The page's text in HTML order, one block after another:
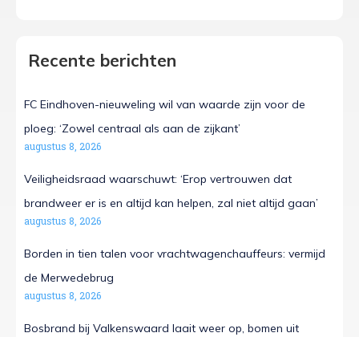
Recente berichten
FC Eindhoven-nieuweling wil van waarde zijn voor de
ploeg: ‘Zowel centraal als aan de zijkant’
augustus 8, 2026
Veiligheidsraad waarschuwt: ‘Erop vertrouwen dat
brandweer er is en altijd kan helpen, zal niet altijd gaan’
augustus 8, 2026
Borden in tien talen voor vrachtwagenchauffeurs: vermijd
de Merwedebrug
augustus 8, 2026
Bosbrand bij Valkenswaard laait weer op, bomen uit